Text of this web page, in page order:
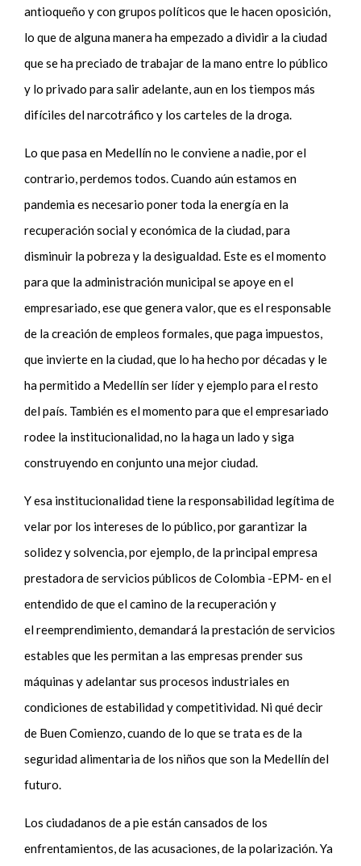
antioqueño y con grupos políticos que le hacen oposición,
lo que de alguna manera ha empezado a dividir a la ciudad
que se ha preciado de trabajar de la mano entre lo público
y lo privado para salir adelante, aun en los tiempos más
difíciles del narcotráfico y los carteles de la droga.
Lo que pasa en Medellín no le conviene a nadie, por el
contrario, perdemos todos. Cuando aún estamos en
pandemia es necesario poner toda la energía en la
recuperación social y económica de la ciudad, para
disminuir la pobreza y la desigualdad. Este es el momento
para que la administración municipal se apoye en el
empresariado, ese que genera valor, que es el responsable
de la creación de empleos formales, que paga impuestos,
que invierte en la ciudad, que lo ha hecho por décadas y le
ha permitido a Medellín ser líder y ejemplo para el resto
del país. También es el momento para que el empresariado
rodee la institucionalidad, no la haga un lado y siga
construyendo en conjunto una mejor ciudad.
Y esa institucionalidad tiene la responsabilidad legítima de
velar por los intereses de lo público, por garantizar la
solidez y solvencia, por ejemplo, de la principal empresa
prestadora de servicios públicos de Colombia -EPM- en el
entendido de que el camino de la recuperación y
elreemprendimiento, demandará la prestación de servicios
estables que les permitan a las empresas prender sus
máquinas y adelantar sus procesos industriales en
condiciones de estabilidad y competitividad. Ni qué decir
de Buen Comienzo, cuando de lo que se trata es de la
seguridad alimentaria de los niños que son la Medellín del
futuro.
Los ciudadanos de a pie están cansados de los
enfrentamientos, de las acusaciones, de la polarización. Ya